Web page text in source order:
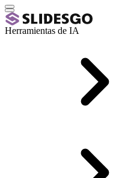
Herramientas de IA